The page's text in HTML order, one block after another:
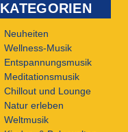
KATEGORIEN
Neuheiten
Wellness-Musik
Entspannungsmusik
Meditationsmusik
Chillout und Lounge
Natur erleben
Weltmusik